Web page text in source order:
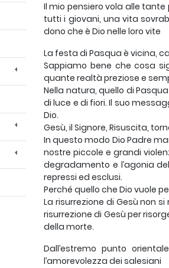
Il mio pensiero vola alle
tutti i giovani, una vita
dono che è Dio nelle loro vite
La festa di Pasqua è vicina,
Sappiamo bene che cosa
quante realtà preziose e
Nella natura, quello di
di luce e di fiori. Il suo
Dio.
Gesù, il Signore, Risuscita,
In questo modo Dio Padre
nostre piccole e grandi
degradamento e l’agonia
repressi ed esclusi.
Perché quello che Dio vuole
La risurrezione di Gesù non
risurrezione di Gesù per
della morte.
Dall’estremo punto
l’amorevolezza dei salesiani